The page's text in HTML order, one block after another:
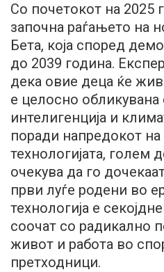
Со почетокот на 2025
започна раѓањето на
Бета, која според
до 2039 година.
дека овие деца ќе
е целосно
интелигенција и
поради напредокот
технологијата, голем
очекува да го
први луѓе родени во
технологија е
соочат со радикално
живот и работа во
претходници.